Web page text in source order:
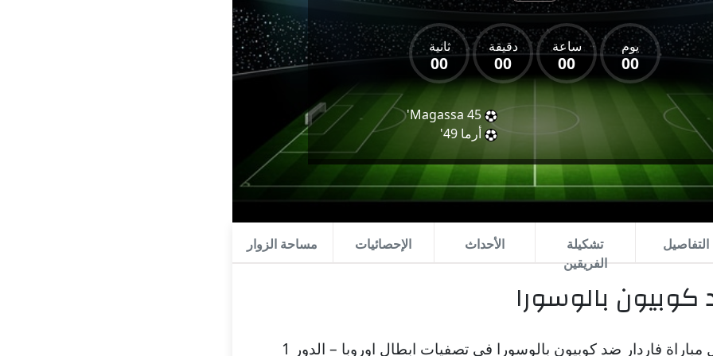
يوم
00
ساعة
00
دقيقة
00
ثانية
00
Magassa 45'
أرما 49'
التفاصيل
تشكيلة
الفريقين
الأحداث الإحصائيات مساحة الزوار
كوبيون بالوسورا
تعرّف على تفاصيل مباراة فاردار ضد كوبيون بالوسورا في تصفيات ابطال اوروبا – الدور 1